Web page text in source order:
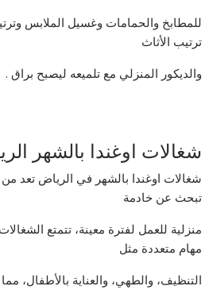
للمطابخ والحمامات وغسيل الملابس
ترتيب الأثاث
والديكور المنزلي مع تلميعه ليصبح براق .
شغالات اوغندا بالشهر
شغالات اوغندا بالشهر في الرياض تعد من
تبحث عن خادمة
منزلية للعمل لفترة معينة، تتمتع
مهام متعددة مثل
التنظيف، والطهي، والعناية بالأطفال،